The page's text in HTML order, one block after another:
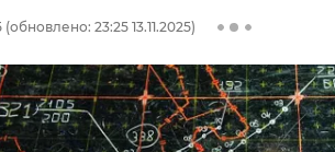
(обновлено: 23:25 13.11.2025)